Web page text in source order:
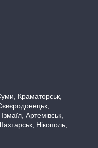
Краматорськ,
Артемівськ,
Нікополь,